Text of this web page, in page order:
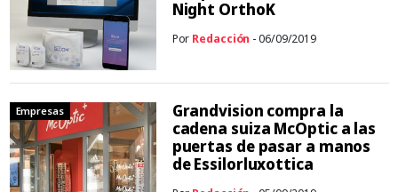
Night OrthoK
Por Redacción - 06/09/2019
Empresas
Grandvision compra la
cadena suiza McOptic a las
puertas de pasar a manos
de Essilorluxottica